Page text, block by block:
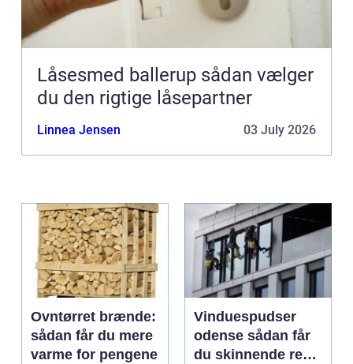
Låsesmed ballerup sådan vælger
du den rigtige låsepartner
Linnea Jensen 03 July 2026
Ovntørret brænde:
sådan får du mere
varme for pengene
Vinduespudser
odense sådan får
du skinnende rene